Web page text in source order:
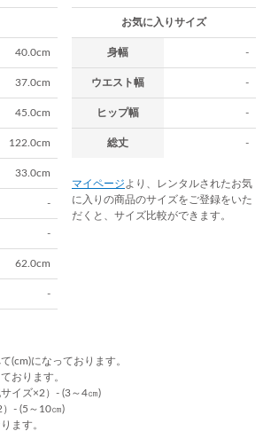
40.0cm
37.0cm
45.0cm
122.0cm
33.0cm
-
-
62.0cm
-
お気に入りサイズ
身幅 -
ウエスト幅 -
ヒップ幅 -
総丈 -
マイページ より、レンタルされたお気
に入りの商品のサイズをご登録をいた
だくと、サイズ比較ができます。
(cm)になっております。
おります。
イズ×2）- (3～4㎝)
- (5～10㎝)
ます。